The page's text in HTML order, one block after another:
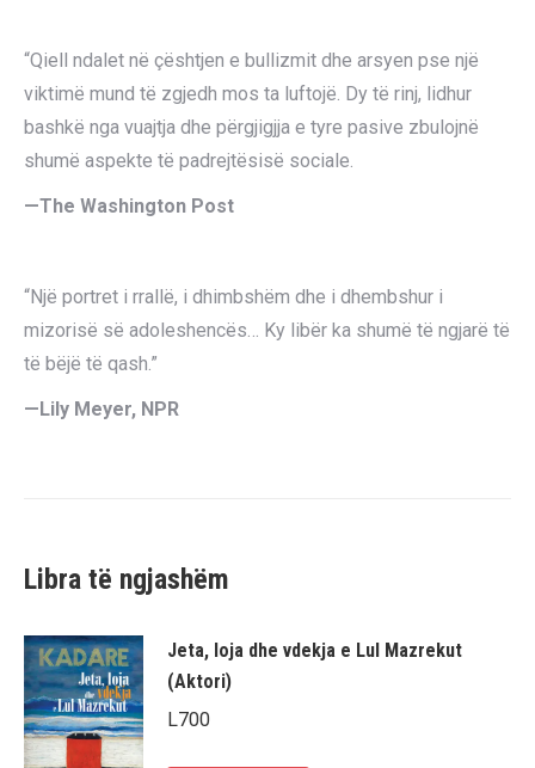
“Qiell ndalet në çështjen e bullizmit dhe arsyen pse një
viktimë mund të zgjedh mos ta luftojë. Dy të rinj, lidhur
bashkë nga vuajtja dhe përgjigjja e tyre pasive zbulojnë
shumë aspekte të padrejtësisë sociale.
—The Washington Post
“Një portret i rrallë, i dhimbshëm dhe i dhembshur i
mizorisë së adoleshencës… Ky libër ka shumë të ngjarë të
të bëjë të qash.”
—Lily Meyer, NPR
Libra të ngjashëm
Jeta, loja dhe vdekja e Lul Mazrekut
(Aktori)
L700